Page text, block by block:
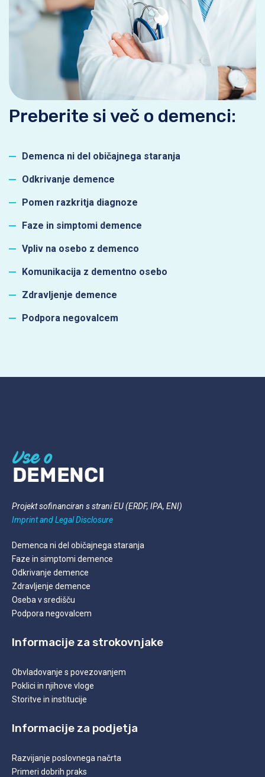
Preberite si več o demenci:
Demenca ni del običajnega staranja
Odkrivanje demence
Pomen razkritja diagnoze
Faze in simptomi demence
Vpliv na osebo z demenco
Komunikacija z dementno osebo
Zdravljenje demence
Podpora negovalcem
Projekt sofinanciran s strani EU (ERDF, IPA, ENI)
Imprint and LegalDisclosure
Demenca ni del običajnega staranja
Faze in simptomi demence
Odkrivanje demence
Zdravljenje demence
Oseba v središču
Podpora negovalcem
Informacije za strokovnjake
Obvladovanje s povezovanjem
Poklici in njihove vloge
Storitve in institucije
Informacije za podjetja
Razvijanje poslovnega načrta
Primeri dobrih praks